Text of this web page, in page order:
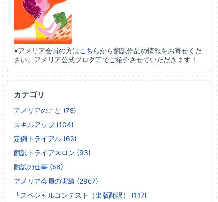
※アメリア会員の方はこちらから翻訳作品の情報をお寄せくだ
さい。アメリア公式ブログ等でご紹介させていただきます！
カテゴリ
アメリアのこと (79)
スキルアップ (104)
定例トライアル (63)
翻訳トライアスロン (93)
翻訳の仕事 (68)
アメリア会員の実績 (2967)
┗スペシャルコンテスト（出版翻訳） (117)